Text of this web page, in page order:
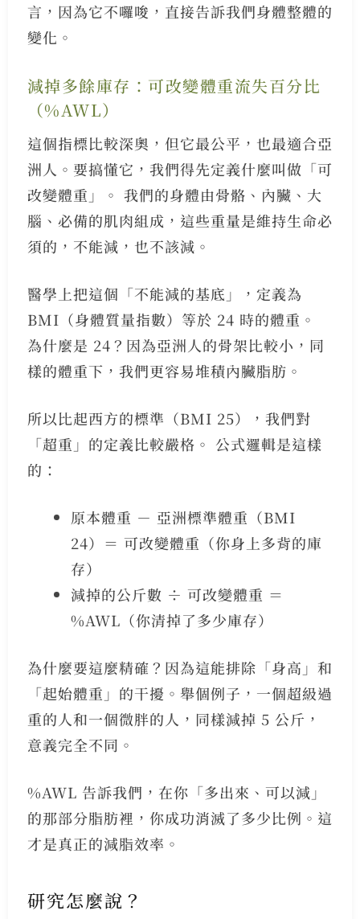
言，因為它不囉唆，直接告訴我們身體整體的
變化。
減掉多餘庫存：可改變體重流失百分比
（%AWL）
這個指標比較深奧，但它最公平，也最適合亞
洲人。要搞懂它，我們得先定義什麼叫做「可
改變體重」。 我們的身體由骨骼、內臟、大
腦、必備的肌肉組成，這些重量是維持生命必
須的，不能減，也不該減。
醫學上把這個「不能減的基底」，定義為
BMI（身體質量指數）等於 24 時的體重。
為什麼是 24？因為亞洲人的骨架比較小，同
樣的體重下，我們更容易堆積內臟脂肪。
所以比起西方的標準（BMI 25），我們對
「超重」的定義比較嚴格。 公式邏輯是這樣
的：
原本體重 － 亞洲標準體重（BMI
24）＝ 可改變體重（你身上多背的庫
存）
減掉的公斤數 ÷ 可改變體重 ＝
%AWL（你清掉了多少庫存）
為什麼要這麼精確？因為這能排除「身高」和
「起始體重」的干擾。舉個例子，一個超級過
重的人和一個微胖的人，同樣減掉 5 公斤，
意義完全不同。
%AWL 告訴我們，在你「多出來、可以減」
的那部分脂肪裡，你成功消滅了多少比例。這
才是真正的減脂效率。
研究怎麼說？